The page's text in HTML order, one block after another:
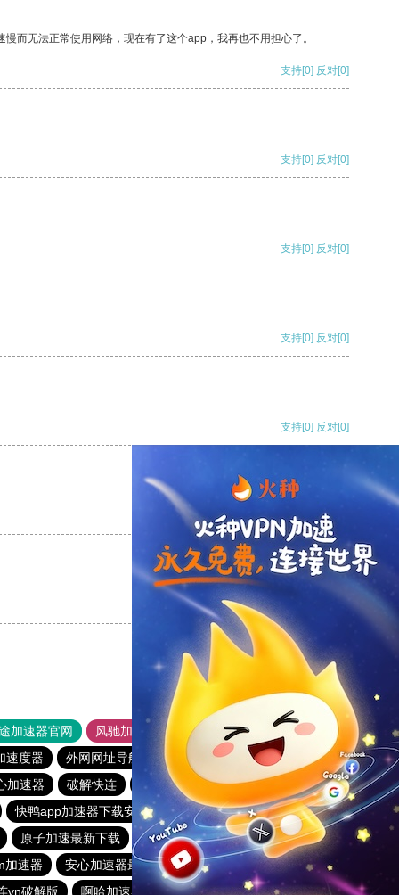
而无法正常使用网络，现在有了这个app，我再也不用担心了。
支持[0] 反对[0]
支持[0] 反对[0]
支持[0] 反对[0]
支持[0] 反对[0]
支持[0] 反对[0]
支持 反对
[0]
加速器官网 风驰加速器
旋风加速器
速度器 外网网址导航 软件中心 雷霆加速
狂飙加速器
加速器 破解快连 下载快鸭加速器最新版
魔法梯子加速器
快鸭app加速器下载安卓 起飞加速器ios
黑牛加速器
原子加速最新下载
雷霆每天免费2小时
加速器 安心加速器最新版
黑洞加速器3.0.6永久免费安卓版
vn破解版 啊哈加速器 一元机场最新官网 quickq官网下载